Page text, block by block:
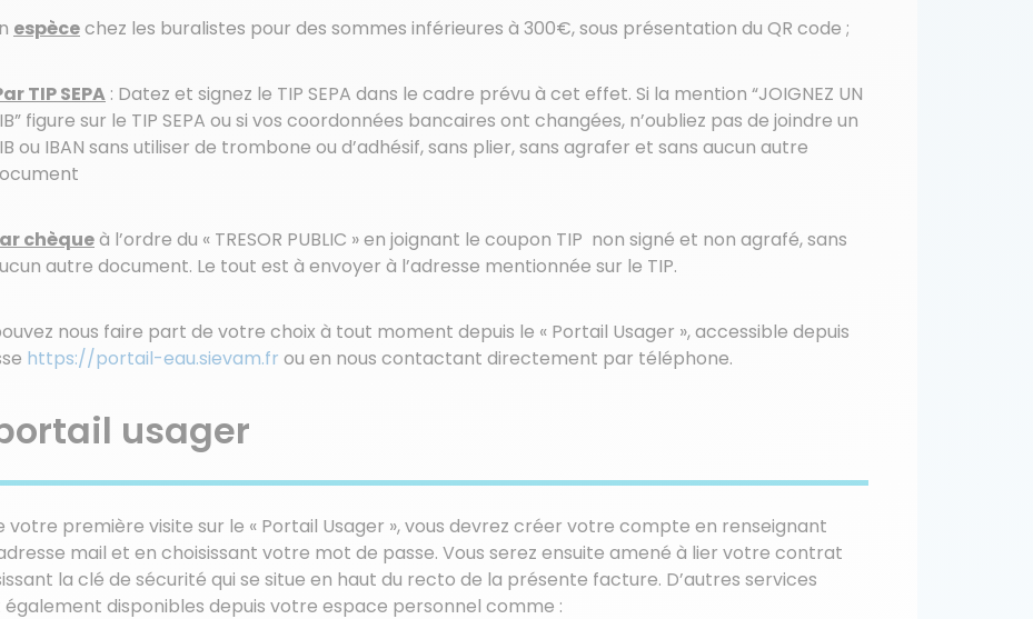
espècechez les buralistes pour des sommes inférieures à 300€, sous présentation du QR code ;
TIP SEPA : Datez et signez le TIP SEPA dans le cadre prévu à cet effet. Si la mention “JOIGNEZ UN
figure sur le TIP SEPA ou si vos coordonnées bancaires ont changées, n’oubliez pas de joindre un
ou IBAN sans utiliser de trombone ou d’adhésif, sans plier, sans agrafer et sans aucun autre
chèqueà l’ordre du « TRESOR PUBLIC » en joignant le coupon TIP non signé et non agrafé, sans
autre document. Le tout est à envoyer à l’adresse mentionnée sur le TIP.
nous faire part de votre choix à tout moment depuis le « Portail Usager », accessible depuis
https://portail-eau.sievam.fr ou en nous contactant directement par téléphone.
usager
votre première visite sur le « Portail Usager », vous devrez créer votre compte en renseignant
mail et en choisissant votre mot de passe. Vous serez ensuite amené à lier votre contrat
la clé de sécurité qui se situe en haut du recto de la présente facture. D’autres services
disponibles depuis votre espace personnel comme :